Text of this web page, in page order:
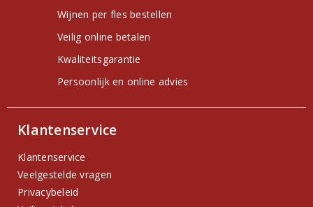
Wijnen per fles bestellen
Veilig online betalen
Kwaliteitsgarantie
Persoonlijk en online advies
Klantenservice
Klantenservice
Veelgestelde vragen
Privacybeleid